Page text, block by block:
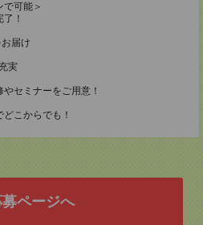
で可能＞
！
届け
実
セミナーをご用意！
こからでも！
募ページへ